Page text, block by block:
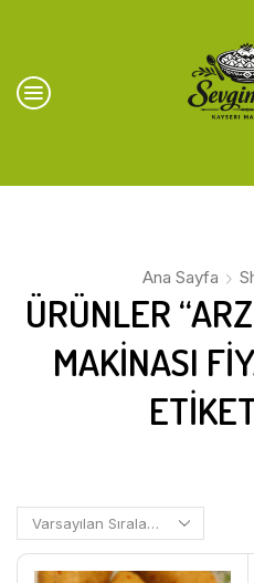
Ana Sayfa
ÜRÜNLER
MAKINASI